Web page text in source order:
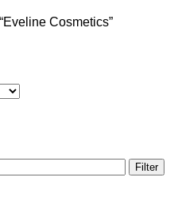
Cosmetics”
Filter